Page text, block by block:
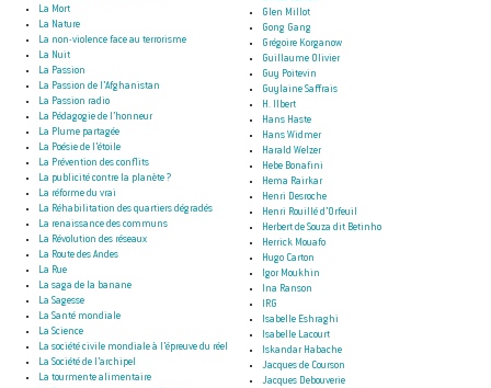
La Mort
La Nature
La non-violence face au terrorisme
La Nuit
La Passion
La Passion de l’Afghanistan
La Passion radio
La Pédagogie de l’honneur
La Plume partagée
La Poésie de l’étoile
La Prévention des conflits
La publicité contre la planète ?
La réforme du vrai
La Réhabilitation des quartiers dégradés
La renaissance des communs
La Révolution des réseaux
La Route des Andes
La Rue
La saga de la banane
La Sagesse
La Santé mondiale
La Science
La société civile mondiale à l’épreuve du réel
La Société de l’archipel
La tourmente alimentaire
Glen Millot
Gong Gang
Grégoire Korganow
Guillaume Olivier
Guy Poitevin
Guylaine Saffrais
H. Ilbert
Hans Haste
Hans Widmer
Harald Welzer
Hebe Bonafini
Hema Rairkar
Henri Desroche
Henri Rouillé d’Orfeuil
Herbert de Souza dit Betinho
Herrick Mouafo
Hugo Carton
Igor Moukhin
Ina Ranson
IRG
Isabelle Eshraghi
Isabelle Lacourt
Iskandar Habache
Jacques de Courson
Jacques Debouverie